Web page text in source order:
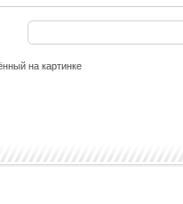
на картинке